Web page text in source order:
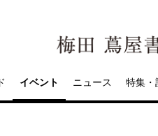
イベント ニュース 特集・